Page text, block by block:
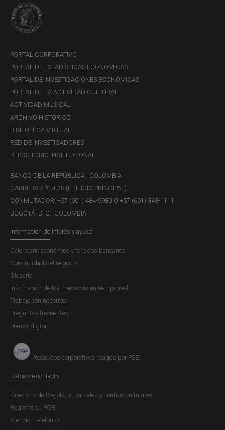
volumen 28(2), páginas 115-140, julio de 2025.
Libro“Mitos y realidades de la política monetaria”
Bibiana Taboada-Arango. Banco de la República, 2024.
Emerging Market Survey"
Castelblanco, Geraldine; Fajardo-Baquero, Nicolás y
Ruiz-Sánchez, María A.Emerging Markets Review
Elsevier, volumen 62(C), 2024.
“Government Borrowing and Crowding Out”
Kursat Onder, Sara Restrepo y Alejandra Ruiz.
American Economic Journal: Macroeconomics
American Economic Association, volumen 16(1),
páginas 286-321, 2023.
designs: An empirical survey of the last 60 years” con
Freddy Pinzon y Alejandra Ruiz.
, Wiley Blackwell, volumen 36(4), páginas
1130-1178.
“Effectiveness of FX intervention and the flimsiness of
Journal of Financial Stability,
1572-3089, 2021.
con Lucía Arango, Daniela Rodríguez yLukas
Menkhoff.
impreso, ISSN 1572-3089, 2021.
“More than words: Foreign exchange intervention
under imperfect credibility”
Parra.Bulletin of Economic Research
“Exchange Rate Effects of financial Regulations”
David Pérez. Journal of International Money and
Finance, volumen 96 (C), páginas 228-245, 2013.
“Effects of interest rate caps on credit access
PORTAL CORPORATIVO
PORTAL DE ESTADÍSTICAS ECONÓMICAS
PORTAL DE INVESTIGACIONES ECONÓMICAS
PORTAL DE LA ACTIVIDAD CULTURAL
ACTIVIDAD MUSICAL
ARCHIVO HISTÓRICO
BIBLIOTECA VIRTUAL
RED DE INVESTIGADORES
REPOSITORIO INSTITUCIONAL
BANCO DE LA REPÚBLICA | COLOMBIA
CARRERA 7 #14-78 (EDIFICIO PRINCIPAL)
CONMUTADOR: +57 (601) 484-9980 Ó +57 (601) 343-1111
BOGOTÁ, D. C., COLOMBIA
Información de interés y ayuda
Calendario económico y feriados bancarios
Continuidad del negocio
Glosario
Información de los mercados en tiempo real
Trabaje con nosotros
Preguntas frecuentes
Prensa digital
Recaudos corporativos (pagos por PSE)
Datos de contacto
Directorio de Bogotá, sucursales y centros culturales
Registre su PQR
Atención telefónica